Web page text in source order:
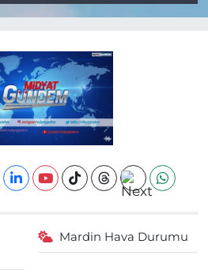
Mardin Hava Durumu